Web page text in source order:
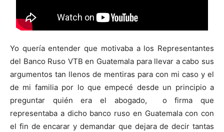
Yo quería entender que motivaba a los Representantes
del Banco Ruso VTB en Guatemala para llevar a cabo sus
argumentos tan llenos de mentiras para con mi caso y el
de mi familia por lo que empecé desde un principio a
preguntar quién era el abogado, o firma que
representaba a dicho banco ruso en Guatemala con con
el fin de encarar y demandar que dejara de decir tantas